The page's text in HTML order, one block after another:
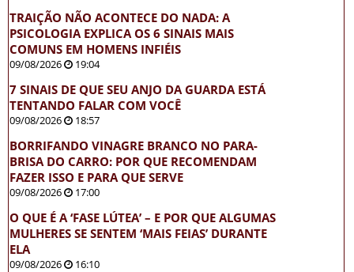
TRAIÇÃO NÃO ACONTECE DO NADA: A
PSICOLOGIA EXPLICA OS 6 SINAIS MAIS
COMUNS EM HOMENS INFIÉIS
09/08/2026 19:04
7 SINAIS DE QUE SEU ANJO DA GUARDA ESTÁ
TENTANDO FALAR COM VOCÊ
09/08/2026 18:57
BORRIFANDO VINAGRE BRANCO NO PARA-
BRISA DO CARRO: POR QUE RECOMENDAM
FAZER ISSO E PARA QUE SERVE
09/08/2026 17:00
O QUE É A ‘FASE LÚTEA’ – E POR QUE ALGUMAS
MULHERES SE SENTEM ‘MAIS FEIAS’ DURANTE
ELA
09/08/2026 16:10